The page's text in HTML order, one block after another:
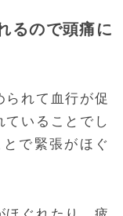
るので頭痛に
られて血行が促
いることでし
で緊張がほぐ